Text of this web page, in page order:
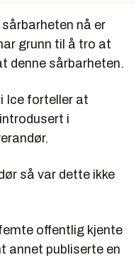
nå er
grunn til å tro at
denne sårbarheten.
Ice forteller at
i
så var dette ikke
offentlig kjente
annet publiserte en